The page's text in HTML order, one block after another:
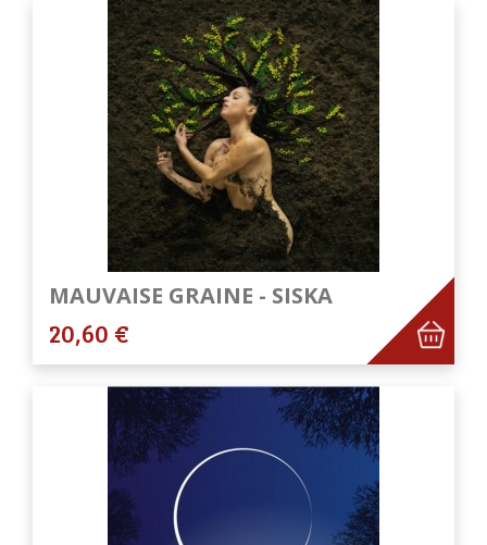
MAUVAISE GRAINE - SISKA
20,60 €